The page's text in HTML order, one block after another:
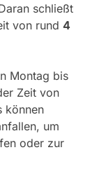
schließt
von rund 4
Montag bis
Zeit von
können
um
oder zur